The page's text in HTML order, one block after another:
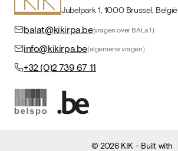
Jubelpark 1, 1000 Brussel, België
balat@kikirpa.be(vragen over BALaT)
info@kikirpa.be(algemene vragen)
+32 (0)2 739 67 11
©2026 KIK - Built with